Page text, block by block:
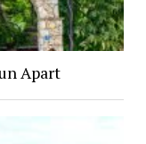
Apart